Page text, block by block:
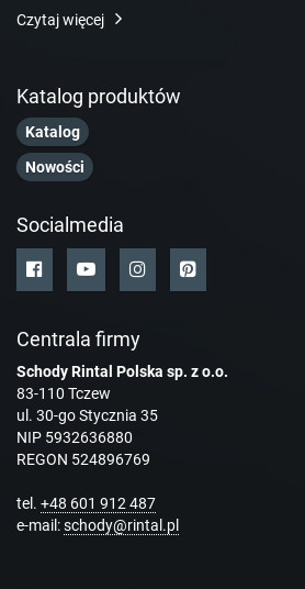
Czytaj więcej
Katalog produktów
Katalog
Nowości
Socialmedia
Centrala firmy
Schody Rintal Polska sp. z o.o.
83-110 Tczew
ul. 30-go Stycznia 35
NIP 5932636880
REGON 524896769
tel. +48 601 912 487
e-mail:schody@rintal.pl